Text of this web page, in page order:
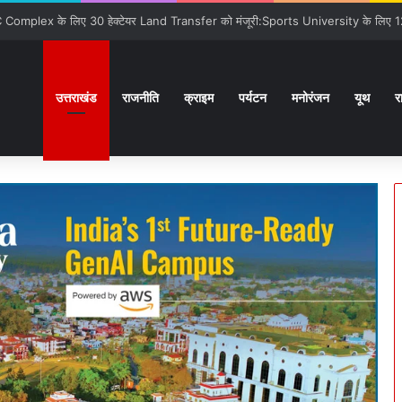
से कराया वाकिफ:32 देशों के Students पहली मुलाक़ात के बावजूद आपस में खुल के
उत्तराखंड राजनीति क्राइम पर्यटन मनोरंजन यूथ